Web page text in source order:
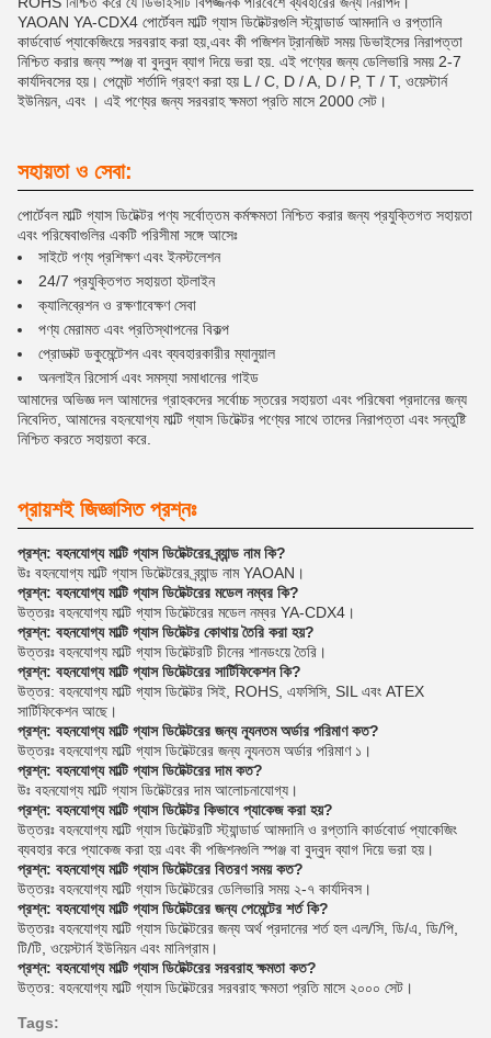
YAOAN YA-CDX4 পোর্টেবল মাল্টি গ্যাস ডিটেক্টরগুলি স্ট্যান্ডার্ড আমদানি ও রপ্তানি
কার্ডবোর্ড প্যাকেজিংয়ে সরবরাহ করা হয়,এবং কী পজিশন ট্রানজিট সময় ডিভাইসের নিরাপত্তা
নিশ্চিত করার জন্য স্পঞ্জ বা বুদ্বুদ ব্যাগ দিয়ে ভরা হয়. এই পণ্যের জন্য ডেলিভারি সময় 2-7
কার্যদিবসের হয়। পেমেন্ট শর্তাদি গ্রহণ করা হয় L / C, D / A, D / P, T / T, ওয়েস্টার্ন
ইউনিয়ন, এবং । এই পণ্যের জন্য সরবরাহ ক্ষমতা প্রতি মাসে 2000 সেট।
সহায়তা ও সেবা:
পোর্টেবল মাল্টি গ্যাস ডিটেক্টর পণ্য সর্বোত্তম কর্মক্ষমতা নিশ্চিত করার জন্য প্রযুক্তিগত সহায়তা
এবং পরিষেবাগুলির একটি পরিসীমা সঙ্গে আসেঃ
সাইটে পণ্য প্রশিক্ষণ এবং ইনস্টলেশন
24/7 প্রযুক্তিগত সহায়তা হটলাইন
ক্যালিব্রেশন ও রক্ষণাবেক্ষণ সেবা
পণ্য মেরামত এবং প্রতিস্থাপনের বিকল্প
প্রোডাক্ট ডকুমেন্টেশন এবং ব্যবহারকারীর ম্যানুয়াল
অনলাইন রিসোর্স এবং সমস্যা সমাধানের গাইড
আমাদের অভিজ্ঞ দল আমাদের গ্রাহকদের সর্বোচ্চ স্তরের সহায়তা এবং পরিষেবা প্রদানের জন্য
নিবেদিত, আমাদের বহনযোগ্য মাল্টি গ্যাস ডিটেক্টর পণ্যের সাথে তাদের নিরাপত্তা এবং সন্তুষ্টি
নিশ্চিত করতে সহায়তা করে.
প্রায়শই জিজ্ঞাসিত প্রশ্নঃ
প্রশ্ন: বহনযোগ্য মাল্টি গ্যাস ডিটেক্টরের ব্র্যান্ড নাম কি?
উঃ বহনযোগ্য মাল্টি গ্যাস ডিটেক্টরের ব্র্যান্ড নাম YAOAN।
প্রশ্ন: বহনযোগ্য মাল্টি গ্যাস ডিটেক্টরের মডেল নম্বর কি?
উত্তরঃ বহনযোগ্য মাল্টি গ্যাস ডিটেক্টরের মডেল নম্বর YA-CDX4।
প্রশ্ন: বহনযোগ্য মাল্টি গ্যাস ডিটেক্টর কোথায় তৈরি করা হয়?
উত্তরঃ বহনযোগ্য মাল্টি গ্যাস ডিটেক্টরটি চীনের শানডংয়ে তৈরি।
প্রশ্ন: বহনযোগ্য মাল্টি গ্যাস ডিটেক্টরের সার্টিফিকেশন কি?
উত্তর: বহনযোগ্য মাল্টি গ্যাস ডিটেক্টর সিই, ROHS, এফসিসি, SIL এবং ATEX
সার্টিফিকেশন আছে।
প্রশ্ন: বহনযোগ্য মাল্টি গ্যাস ডিটেক্টরের জন্য ন্যূনতম অর্ডার পরিমাণ কত?
উত্তরঃ বহনযোগ্য মাল্টি গ্যাস ডিটেক্টরের জন্য ন্যূনতম অর্ডার পরিমাণ ১।
প্রশ্ন: বহনযোগ্য মাল্টি গ্যাস ডিটেক্টরের দাম কত?
উঃ বহনযোগ্য মাল্টি গ্যাস ডিটেক্টরের দাম আলোচনাযোগ্য।
প্রশ্ন: বহনযোগ্য মাল্টি গ্যাস ডিটেক্টর কিভাবে প্যাকেজ করা হয়?
উত্তরঃ বহনযোগ্য মাল্টি গ্যাস ডিটেক্টরটি স্ট্যান্ডার্ড আমদানি ও রপ্তানি কার্ডবোর্ড প্যাকেজিং
ব্যবহার করে প্যাকেজ করা হয় এবং কী পজিশনগুলি স্পঞ্জ বা বুদ্বুদ ব্যাগ দিয়ে ভরা হয়।
প্রশ্ন: বহনযোগ্য মাল্টি গ্যাস ডিটেক্টরের বিতরণ সময় কত?
উত্তরঃ বহনযোগ্য মাল্টি গ্যাস ডিটেক্টরের ডেলিভারি সময় ২-৭ কার্যদিবস।
প্রশ্ন: বহনযোগ্য মাল্টি গ্যাস ডিটেক্টরের জন্য পেমেন্টের শর্ত কি?
উত্তরঃ বহনযোগ্য মাল্টি গ্যাস ডিটেক্টরের জন্য অর্থ প্রদানের শর্ত হল এল/সি, ডি/এ, ডি/পি,
টি/টি, ওয়েস্টার্ন ইউনিয়ন এবং মানিগ্রাম।
প্রশ্ন: বহনযোগ্য মাল্টি গ্যাস ডিটেক্টরের সরবরাহ ক্ষমতা কত?
উত্তর: বহনযোগ্য মাল্টি গ্যাস ডিটেক্টরের সরবরাহ ক্ষমতা প্রতি মাসে ২০০০ সেট।
Tags: